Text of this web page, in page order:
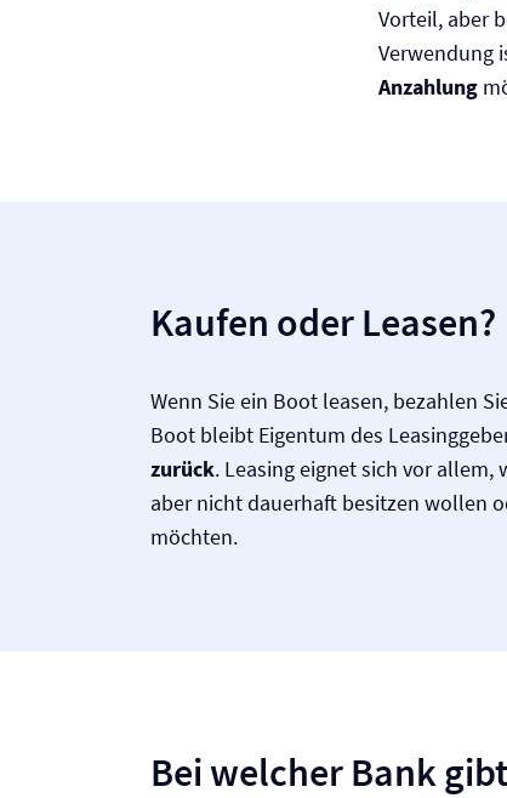
Vorteil, aber
Verwendung
Anzahlung
Kaufen oder Leasen?
Wenn Sie ein Boot leasen, bezahlen
Boot bleibt Eigentum des
zurück. Leasing eignet sich vor
aber nicht dauerhaft besitzen wollen
möchten.
Bei welcher Bank